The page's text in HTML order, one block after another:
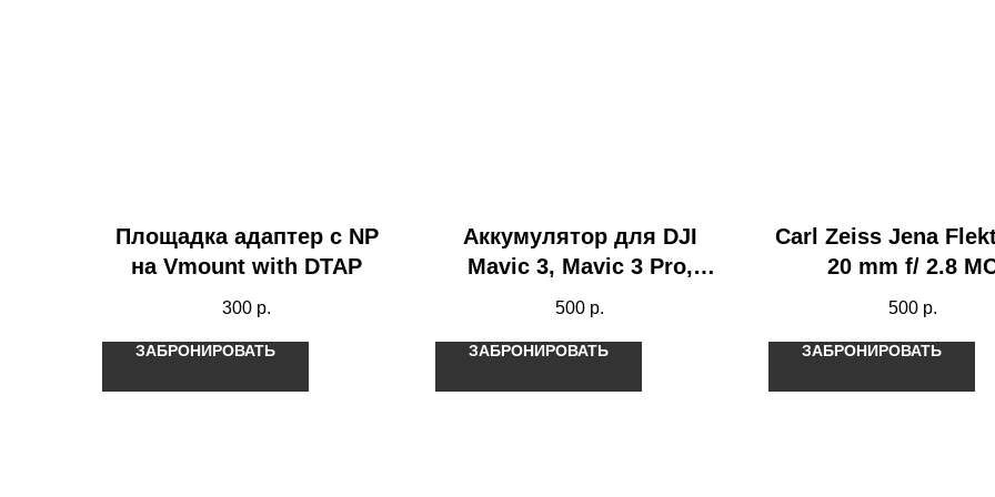
Площадка адаптер с NP
на Vmount with DTAP
300 р.
ЗАБРОНИРОВАТЬ
Аккумулятор для DJI
Mavic 3, Mavic 3 Pro,
Mavic 3 Classic
500 р.
ЗАБРОНИРОВАТЬ
Carl Zeiss Jena
20 mm f/ 2.8
500 р.
ЗАБРОНИРОВАТЬ